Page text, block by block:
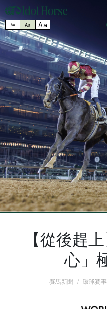
Aa Aa Aa
【從後趕
心」
賽馬新聞 環球賽